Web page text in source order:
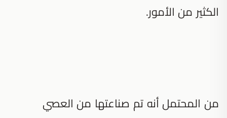
الكثير من الأمور.
من المحتمل أنه تم صناعتها من العصي